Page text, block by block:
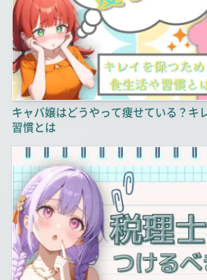
キャバ嬢はどうやって痩せている？キ
習慣とは